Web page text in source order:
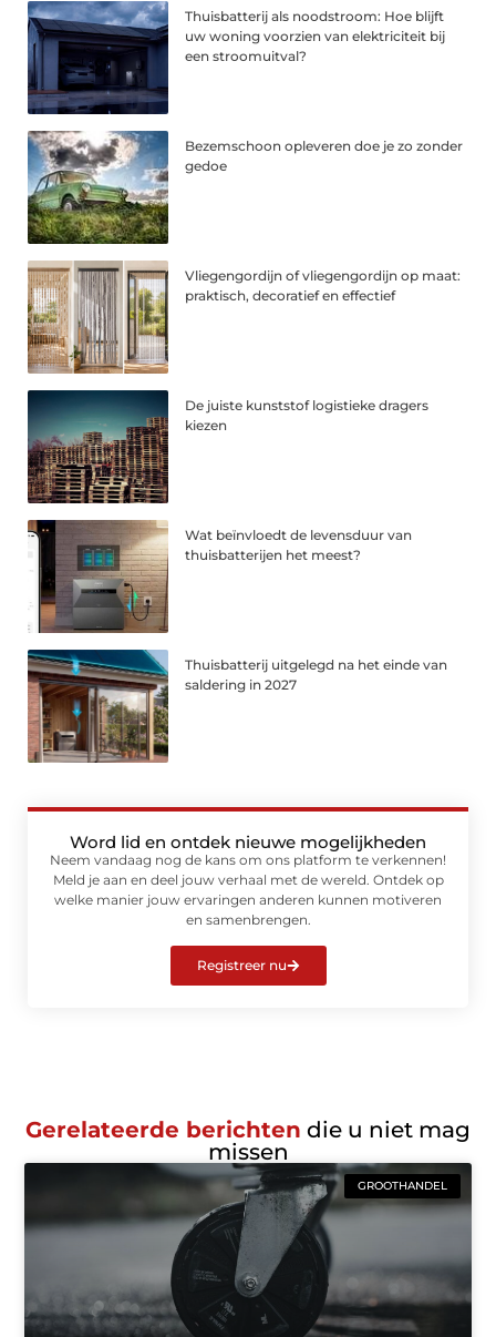
Thuisbatterij als noodstroom: Hoe blijft
uw woning voorzien van elektriciteit bij
een stroomuitval?
Bezemschoon opleveren doe je zo zonder
gedoe
Vliegengordijn of vliegengordijn op maat:
praktisch, decoratief en effectief
De juiste kunststof logistieke dragers
kiezen
Wat beïnvloedt de levensduur van
thuisbatterijen het meest?
Thuisbatterij uitgelegd na het einde van
saldering in 2027
Word lid en ontdek nieuwe mogelijkheden
Neem vandaag nog de kans om ons platform te verkennen!
Meld je aan en deel jouw verhaal met de wereld. Ontdek op
welke manier jouw ervaringen anderen kunnen motiveren
en samenbrengen.
Registreer nu
Gerelateerde berichten die u niet mag
missen
GROOTHANDEL